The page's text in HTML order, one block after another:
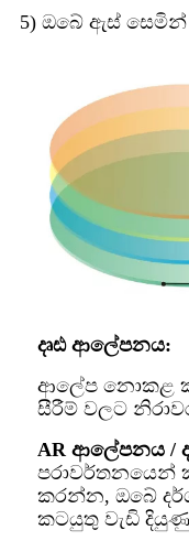
5) ඔබේ ඇස්
දෘඪ ආලේපනය:
ආලේප නොකළ
සීරීම් වලට
AR ආලේපනය /
පරාවර්තනයෙන්
කරන්න, ඔබේ
කටයුතු වැඩි